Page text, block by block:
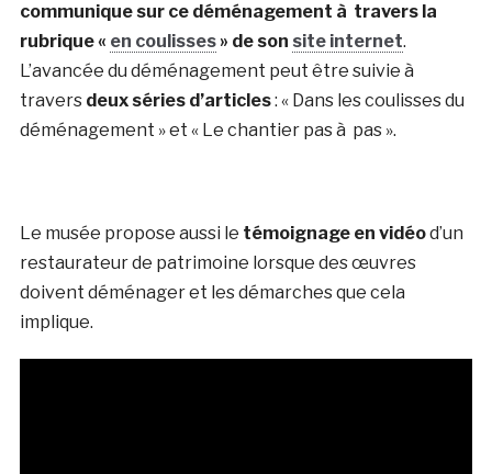
communique sur ce déménagement à travers la
rubrique « en coulisses» de son site internet.
L’avancée du déménagement peut être suivie à
traversdeux séries d’articles: « Dans les coulisses du
déménagement » et « Le chantier pas à pas ».
Le musée propose aussi le témoignage en vidéod’un
restaurateur de patrimoine lorsque des œuvres
doivent déménager et les démarches que cela
implique.